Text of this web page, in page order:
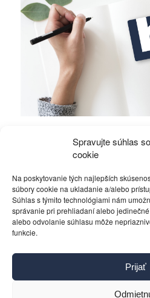
Spravujte súhlas
cookie
Na poskytovanie tých najlepších
súbory cookie na ukladanie a/alebo
Súhlas s týmito technológiami nám
správanie pri prehliadaní alebo
alebo odvolanie súhlasu môže
funkcie.
Prijať
Gerasimovom?
Politika 4. decembra
Pravidlá